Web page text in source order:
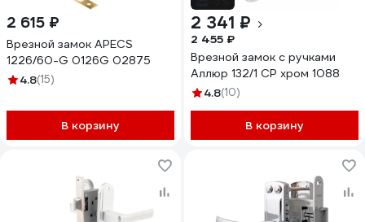
2 615 ₽
Врезной замок APECS
1226/60-G 0126G 02875
4.8(15)
В корзину
2 341 ₽
2 455 ₽
Врезной замок с ручками
Аллюр 132/1 CP хром 1088
4.8(10)
В корзину